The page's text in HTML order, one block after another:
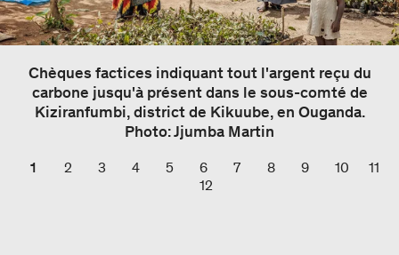
Chèques factices indiquant tout l'argent reçu du
carbone jusqu'à présent dans le sous-comté de
Kiziranfumbi, district de Kikuube, en Ouganda.
Photo: Jjumba Martin
1 2 3 4 5 6 7 8 9 10
11
12